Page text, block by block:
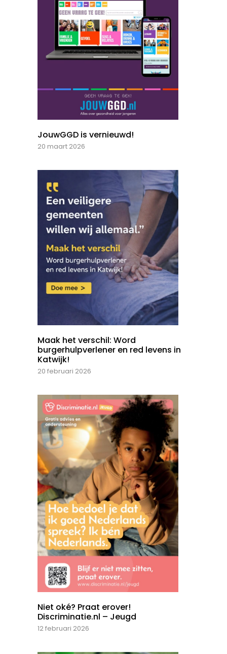
JouwGGD is vernieuwd!
20 maart 2026
Maak het verschil: Word
burgerhulpverlener en red levens in
Katwijk!
20 februari 2026
Niet oké? Praat erover!
Discriminatie.nl – Jeugd
12 februari 2026